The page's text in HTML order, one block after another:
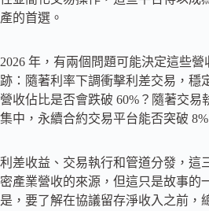
產的首選。
2026 年，有兩個問題可能決定這些
跡：隨著利率下調衝擊利差交易，穩
營收佔比是否會跌破 60%？隨著交易
集中，永續合約交易平台能否突破
利差收益、交易執行和管道分發，這
密產業營收的來源，但這只是故事的
是，要了解在協議留存淨收入之前，